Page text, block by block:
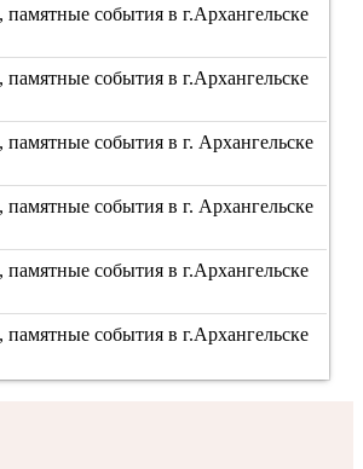
события в г.Архангельске
события в г.Архангельске
события в г. Архангельске
события в г. Архангельске
события в г.Архангельске
события в г.Архангельске